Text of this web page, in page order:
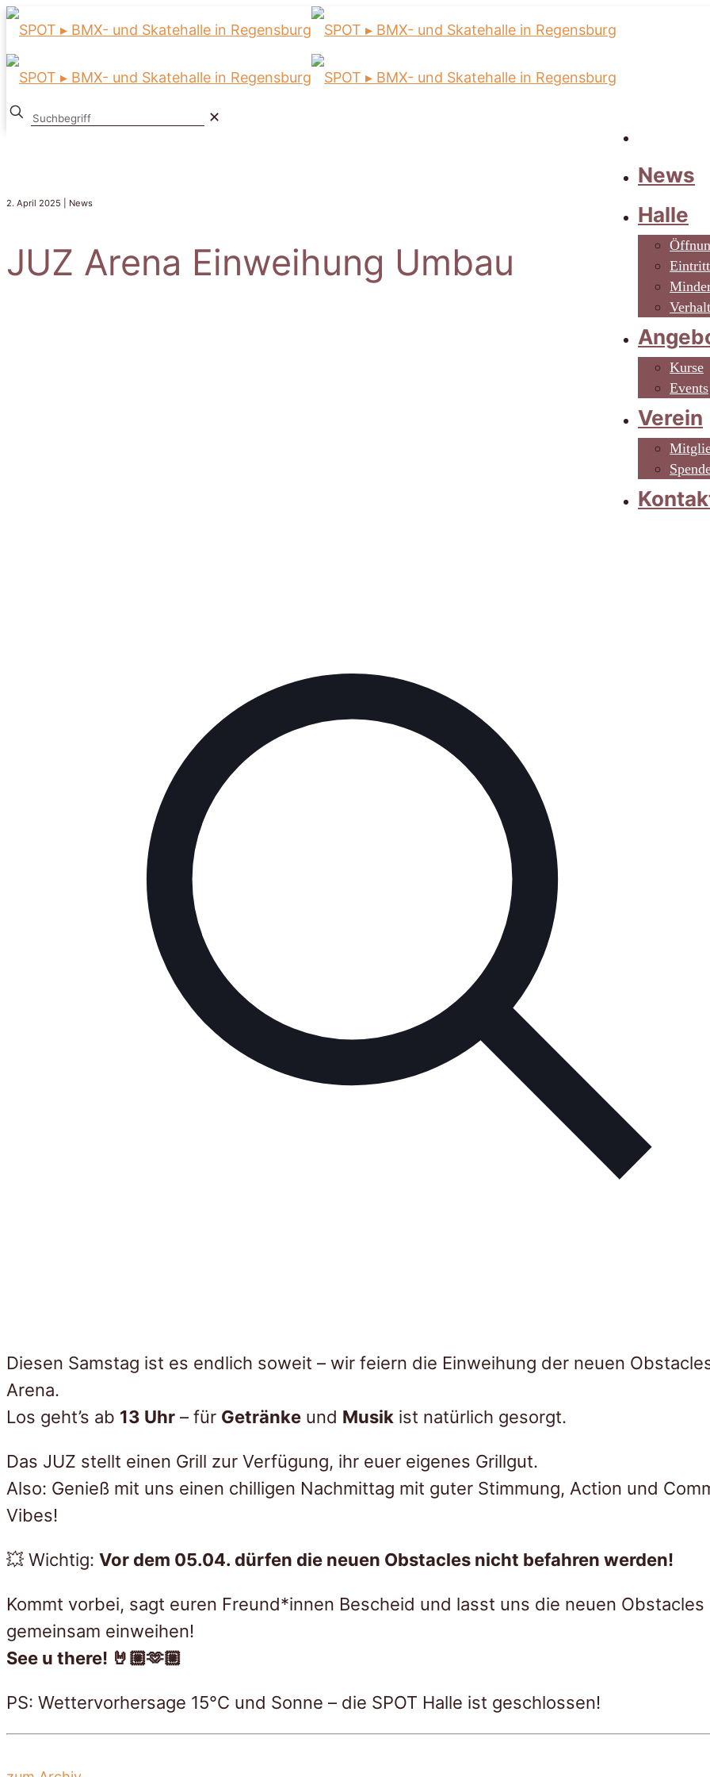
News
Halle
Kurse
Events
Verein
✕
2. April 2025 | News
JUZ Arena Einweihung Umbau
Diesen Samstag ist es endlich soweit – wir feiern die Einweihung der neuen
Arena.
Los geht’s ab 13 Uhr – für Getränke und Musik ist natürlich gesorgt.
Das JUZ stellt einen Grill zur Verfügung, ihr euer eigenes Grillgut.
Also: Genieß mit uns einen chilligen Nachmittag mit guter Stimmung, Action und
Vibes!
💥 Wichtig: Vor dem 05.04. dürfen die neuen Obstacles nicht befahren werden!
Kommt vorbei, sagt euren Freund*innen Bescheid und lasst uns die neuen Obstacles
gemeinsam einweihen!
See u there! 🤘🏼🫶🏼
PS: Wettervorhersage 15°C und Sonne – die SPOT Halle ist geschlossen!